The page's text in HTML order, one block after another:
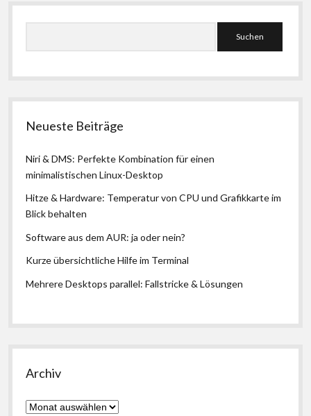
Seitenleiste
Neueste Beiträge
Niri & DMS: Perfekte Kombination für einen
minimalistischen Linux-Desktop
Hitze & Hardware: Temperatur von CPU und Grafikkarte im
Blick behalten
Software aus dem AUR: ja oder nein?
Kurze übersichtliche Hilfe im Terminal
Mehrere Desktops parallel: Fallstricke & Lösungen
Archiv
Archiv